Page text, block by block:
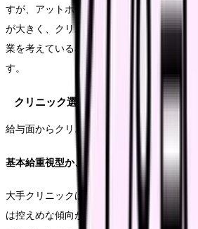
すが、アットホームな雰囲気が特徴です。
が大きく、クリニック経営に関わる機会も
業を考えている看護師にとっては貴重な経
す。
クリニック選びのポイント
給与面からクリニックを選ぶ際のポイント
基本給重視型か、インセンティブ重視型か
大手クリニックは基本給が高く安定してい
は控えめな傾向があります。一方、中小ク